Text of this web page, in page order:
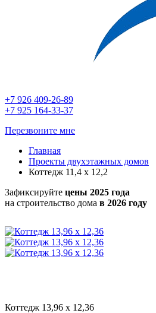
+7 926 409-26-89
+7 925 164-33-37
Перезвоните мне
Главная
Проекты двухэтажных домов
Коттедж 11,4 х 12,2
Зафиксируйте цены 2025 года
на строительство дома в 2026 году
Коттедж 13,96 х 12,36